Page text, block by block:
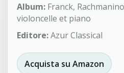
Album: Franck,
violoncelle et piano
Editore:Azur Classical
Acquista su Amazon